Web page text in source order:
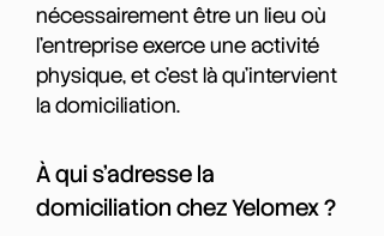
nécessairement être un lieu où
l'entreprise exerce une activité
physique, et c'est là qu'intervient
la domiciliation.
À qui s'adresse la
domiciliation chez Yelomex ?